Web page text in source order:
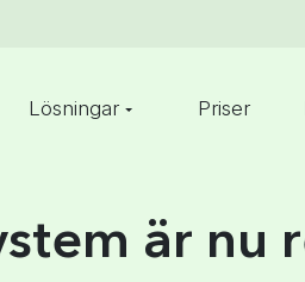
Lösningar Priser
är nu